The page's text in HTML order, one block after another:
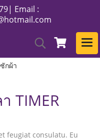
Email :
กผ้า
TIMER
feugiat consulatu. Eu